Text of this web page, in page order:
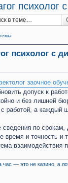
психолог
психолог с
заочное
допуск к
и без лишней
работой, а каждый
по
время и точность
взаимодействия
час — это не казино, а